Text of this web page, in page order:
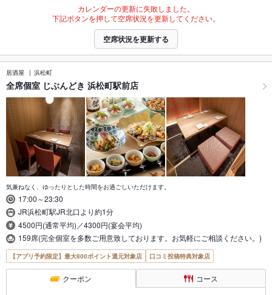
カレンダーの更新に失敗しました。
下記ボタンを押して空席状況を更新してください。
空席状況を更新する
居酒屋 浜松町
全席個室 じぶんどき 浜松町駅前店
気兼ねなく、ゆったりとした時間をお過ごしいただけます。
17:00～23:30
JR浜松町駅JR北口より約1分
4500円(通常平均)／4300円(宴会平均)
159席(完全個室を多数ご用意致しております。お気軽にご相談ください。)
【アプリ予約限定】最大800ポイント還元対象店 口コミ投稿特典対象店
クーポン コース